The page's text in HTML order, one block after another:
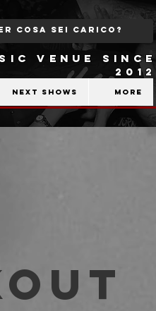
VENUE SINCE
2012
Next shows More